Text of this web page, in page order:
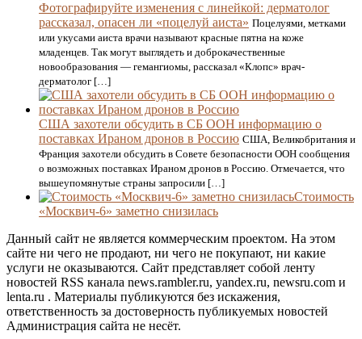
Фотографируйте изменения с линейкой: дерматолог
рассказал, опасен ли «поцелуй аиста» Поцелуями, метками
или укусами аиста врачи называют красные пятна на коже
младенцев. Так могут выглядеть и доброкачественные
новообразования — гемангиомы, рассказал «Клопс» врач-
дерматолог […]
США захотели обсудить в СБ ООН информацию о
поставках Ираном дронов в Россию США, Великобритания и
Франция захотели обсудить в Совете безопасности ООН сообщения
о возможных поставках Ираном дронов в Россию. Отмечается, что
вышеупомянутые страны запросили […]
Стоимость
«Москвич-6» заметно снизилась
Данный сайт не является коммерческим проектом. На этом
сайте ни чего не продают, ни чего не покупают, ни какие
услуги не оказываются. Сайт представляет собой ленту
новостей RSS канала news.rambler.ru, yandex.ru, newsru.com и
lenta.ru . Материалы публикуются без искажения,
ответственность за достоверность публикуемых новостей
Администрация сайта не несёт.